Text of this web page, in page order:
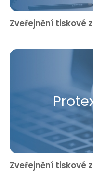
Zveřejnění tiskové
Zveřejnění tiskové